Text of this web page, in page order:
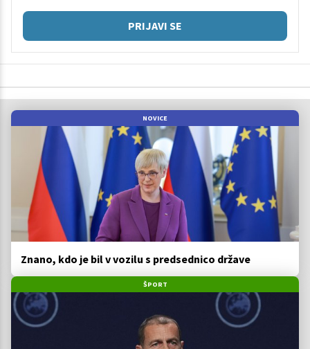
PRIJAVI SE
NOVICE
Znano, kdo je bil v vozilu s predsednico države
ŠPORT